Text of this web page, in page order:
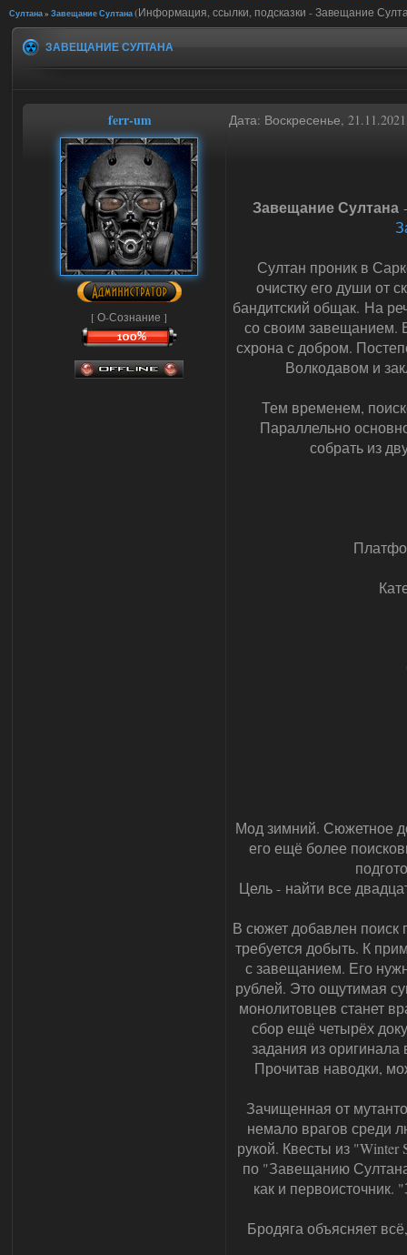
Султана» Завещание Султана(Информация, ссылки, подсказки - Завещание
ЗАВЕЩАНИЕ СУЛТАНА
ferr-um Дата: Воскресенье,
[ О-Сознание ]
Завещание Султана-
Султан проник в
очистку его души от
бандитский общак. На
со своим завещанием.
схрона с добром.
Волкодавом и
Тем временем,
Параллельно
собрать из
Мод зимний. Сюжетное
его ещё более
Цель - найти все
В сюжет добавлен поиск
требуется добыть. К
с завещанием. Его
рублей. Это ощутимая
монолитовцев станет
сбор ещё четырёх
задания из
Прочитав наводки,
Зачищенная от
немало врагов среди
рукой. Квесты из
по "Завещанию
как и
Бродяга объясняет